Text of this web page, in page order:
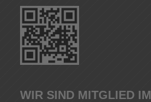
WIR SIND MITGLIED IM